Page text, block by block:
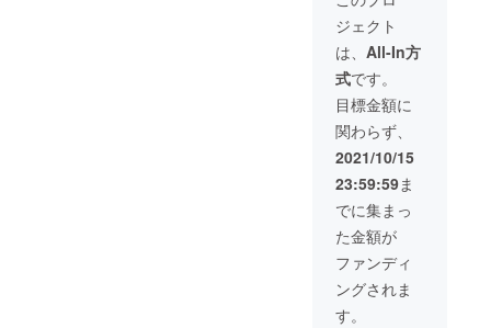
ズ、ラ
イトグ
レー 各
1個） ※
税込、
送料込
み
ジェクト
は、 All-In方
式です。
目標金額に
関わらず、
2021/10/15
23:59:59ま
でに集まっ
た金額が
ファンディ
ングされま
す。